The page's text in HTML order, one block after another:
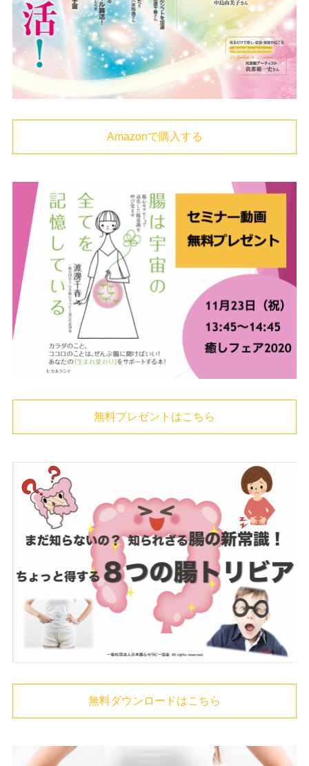
Amazonで購入する
無料プレゼントはこちら
無料ダウンロードはこちら